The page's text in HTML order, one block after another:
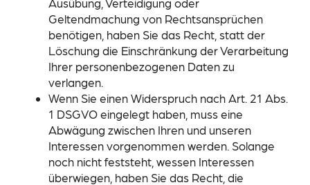
Geltendmachung von Rechtsansprüchen
benötigen, haben Sie das Recht, statt der
Löschung die Einschränkung der Verarbeitung
Ihrer personenbezogenen Daten zu
verlangen.
Wenn Sie einen Widerspruch nach Art. 21 Abs.
1 DSGVO eingelegt haben, muss eine
Abwägung zwischen Ihren und unseren
Interessen vorgenommen werden. Solange
noch nicht feststeht, wessen Interessen
überwiegen, haben Sie das Recht, die